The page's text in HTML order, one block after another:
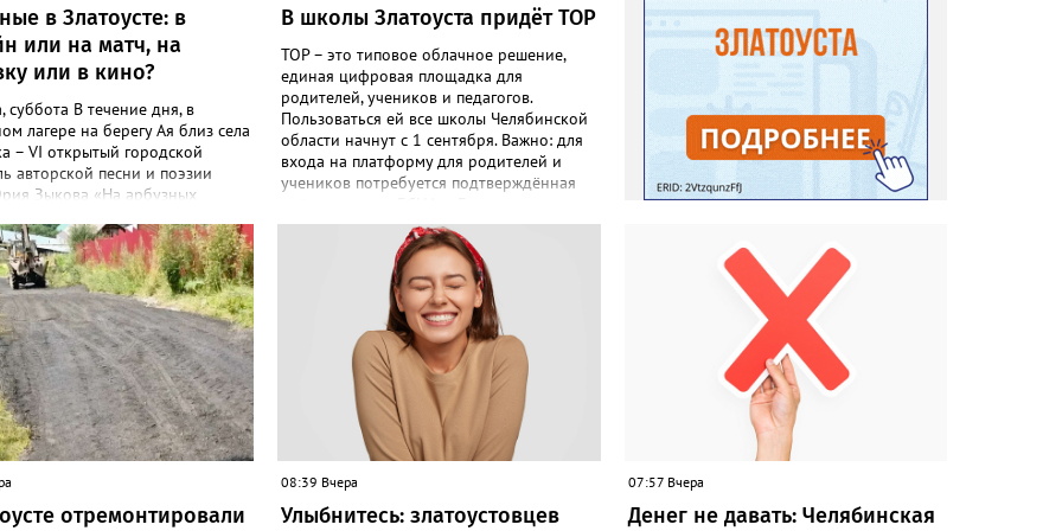
в Златоусте: в
или на матч, на
или в кино?
суббота В течение дня, в
лагере на берегу Ая близ села
– VI открытый городской
авторской песни и поэзии
Зыкова «На арбузных
праздник «Оранжевый мяч».
19-00 в музее истории и
– цикл выставок одного
«Артефакт из прошлого»:
прибор: сталь и
В 11-00 в ДОЛ «Горный»,
«Лесная сказка» -
праздник «День
В 14-00 на стадионе
- первенство Челябинской
футболу среди юношей до 13
истории и культуры –
«Уральский эскадрон»,
В школы Златоуста придёт ТОР
ТОР – это типовое облачное решение,
единая цифровая площадка для
родителей, учеников и педагогов.
Пользоваться ей все школы Челябинской
области начнут с 1 сентября. Важно: для
входа на платформу для родителей и
учеников потребуется подтверждённая
автоматизировать управление
образовательными процессами и
объединить разрозненные школьные
сервисы в одну безопасную
государственную экосистему, - сообщили
в региональном министерстве
образования. - Платформа ТОР “Моя
школа” объединит все школьные сервисы
в единую безопасную государственную
экосистему. Предполагается, что переход
пройдёт максимально комфортно для
пользователей». Привычные функции -
оценки, расписание, домашние задания,
связь с учителями, знакомые
пользователям экосистемы «Госуслуги
отремонтировали
08:39 Вчера
Улыбнитесь: златоустовцев
07:57 Вчера
Денег не давать: Челябинская